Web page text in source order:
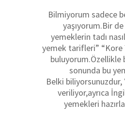
Bilmiyorum sadece
yaşıyorum.Bir
yemeklerin tadı
yemek tarifleri” “Kore
buluyorum.Özellikle
sonunda bu
Belki
veriliyor,ayrıca
yemekleri